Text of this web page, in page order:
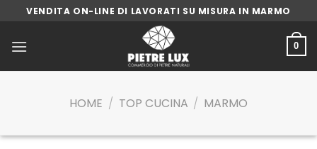
content
VENDITA ON-LINE DI LAVORATI SU MISURA IN MARMO
0
HOME / TOP CUCINA / MARMO